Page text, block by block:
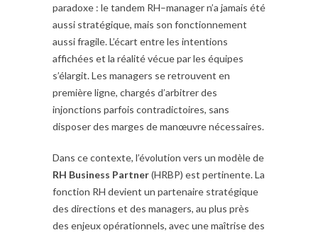
paradoxe : le tandem RH–manager n’a jamais été
aussi stratégique, mais son fonctionnement
aussi fragile. L’écart entre les intentions
affichées et la réalité vécue par les équipes
s’élargit. Les managers se retrouvent en
première ligne, chargés d’arbitrer des
injonctions parfois contradictoires, sans
disposer des marges de manœuvre nécessaires.
Dans ce contexte, l’évolution vers un modèle de
RH Business Partner(HRBP) est pertinente. La
fonction RH devient un partenaire stratégique
des directions et des managers, au plus près
des enjeux opérationnels, avec une maîtrise des